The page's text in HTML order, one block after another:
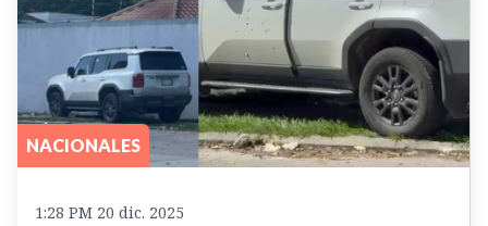
NACIONALES
1:28 PM 20 dic. 2025